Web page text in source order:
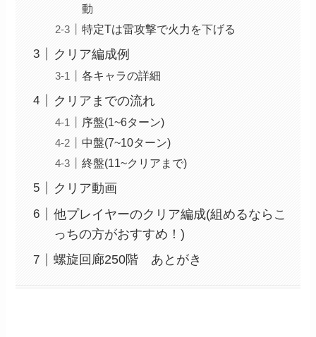
動
特定Tは雷攻撃で火力を下げる
クリア編成例
各キャラの詳細
クリアまでの流れ
序盤(1~6ターン)
中盤(7~10ターン)
終盤(11~クリアまで)
クリア動画
他プレイヤーのクリア編成(組めるならこ
っちの方がおすすめ！)
螺旋回廊250階 あとがき